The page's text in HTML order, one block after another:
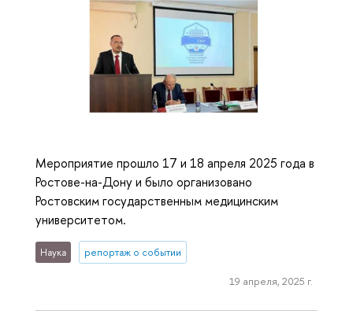
Мероприятие прошло 17 и 18 апреля 2025 года в
Ростове-на-Дону и было организовано
Ростовским государственным медицинским
университетом.
Наука репортаж о событии
19 апреля, 2025 г.